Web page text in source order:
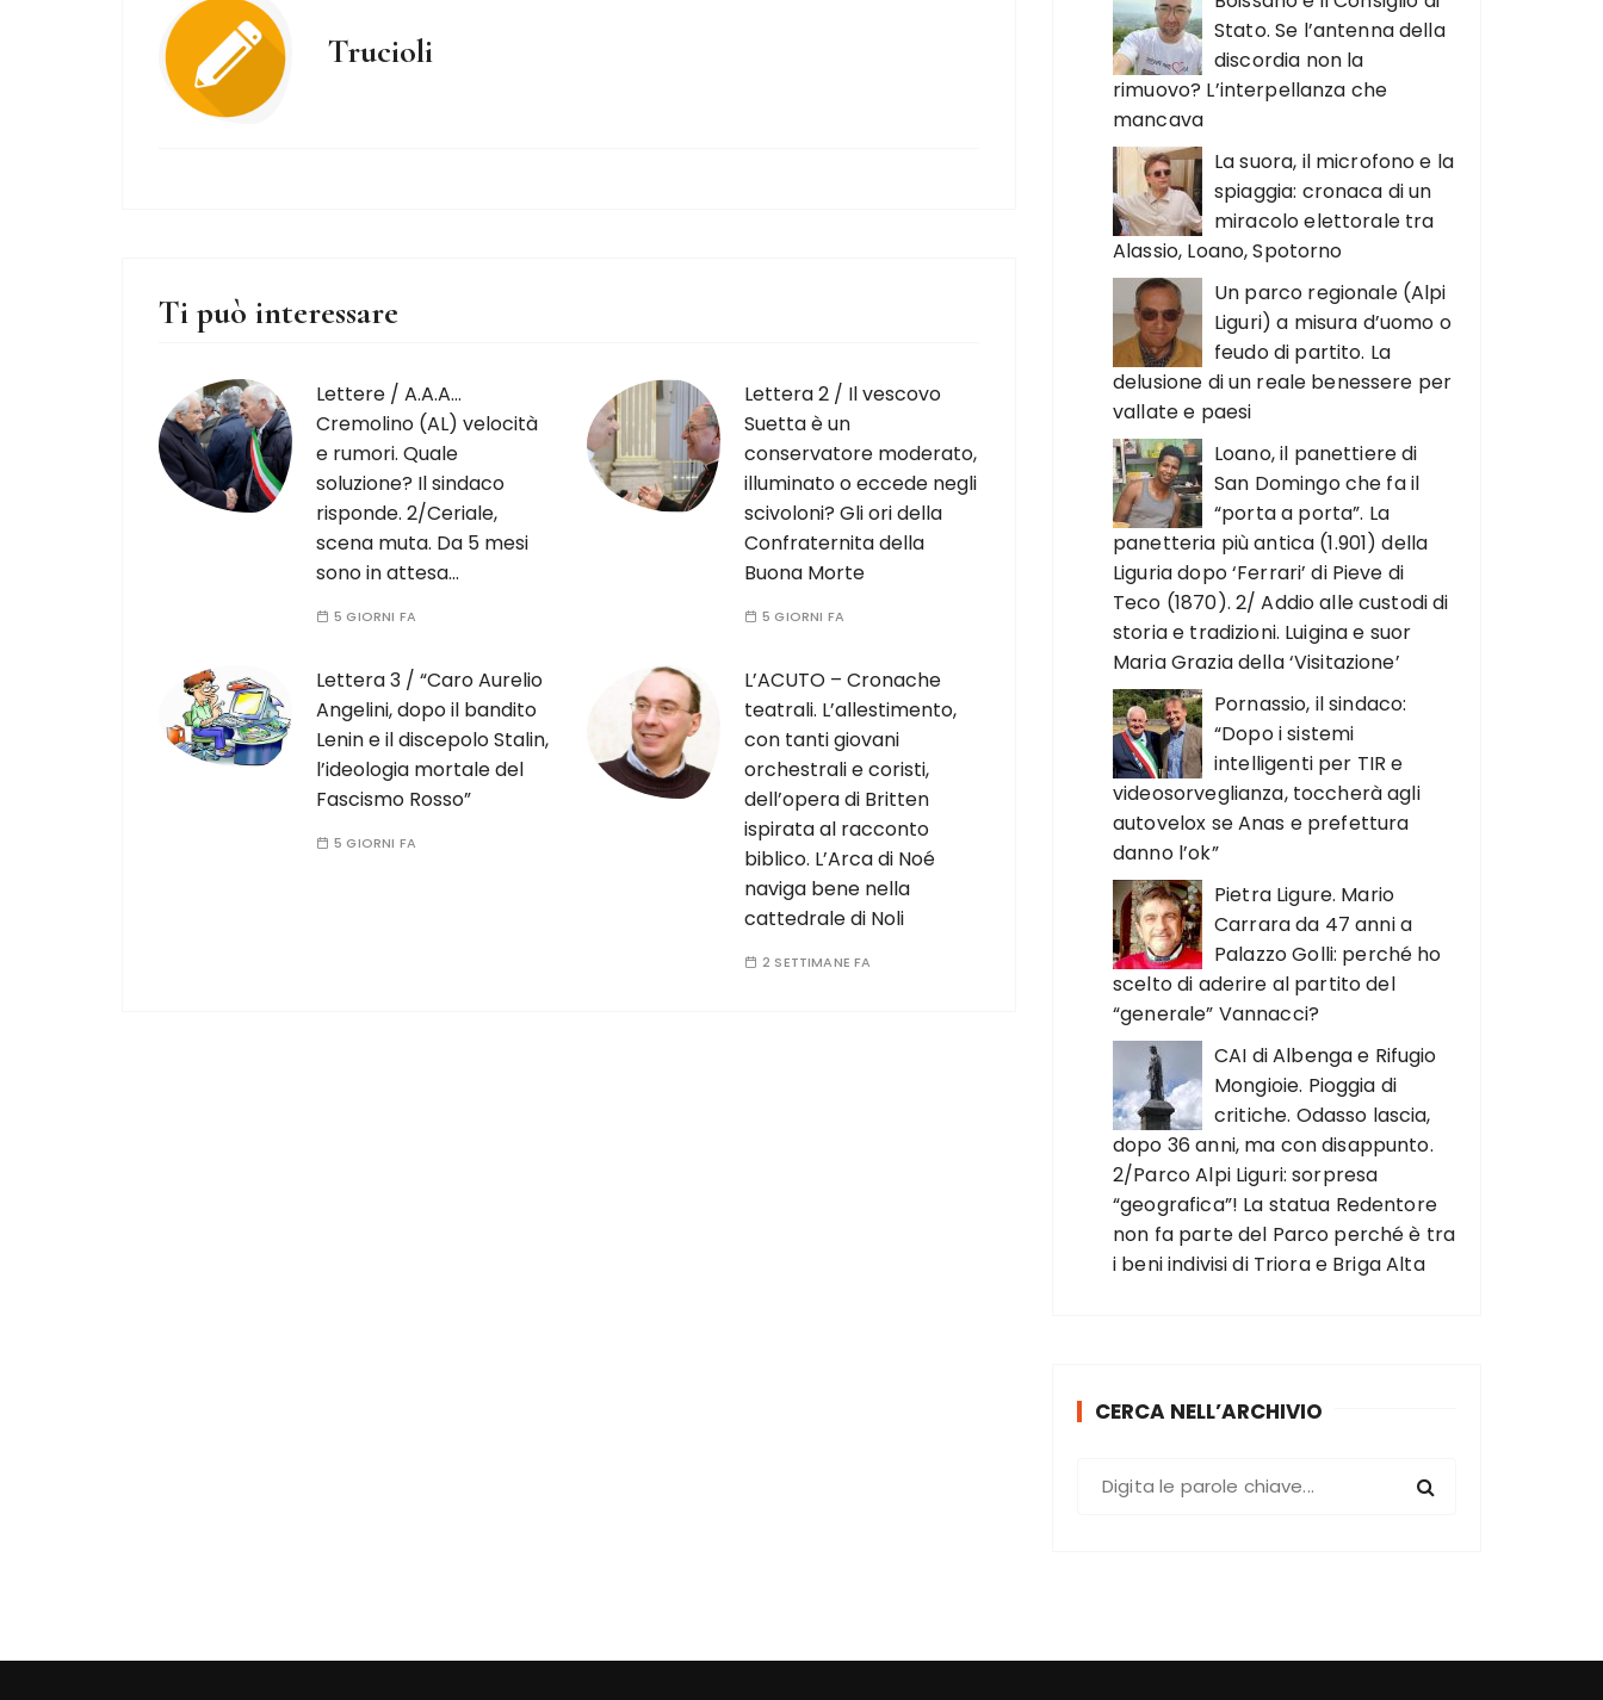
Trucioli
Ti può interessare
Lettere / A.A.A…
Cremolino (AL) velocità
e rumori. Quale
soluzione? Il sindaco
risponde. 2/Ceriale,
scena muta. Da 5 mesi
sono in attesa…
5 GIORNI FA
Lettera 2 / Il vescovo
Suetta è un
conservatore moderato,
illuminato o eccede negli
scivoloni? Gli ori della
Confraternita della
Buona Morte
5 GIORNI FA
Lettera 3 / “Caro Aurelio
Angelini, dopo il bandito
Lenin e il discepolo Stalin,
l’ideologia mortale del
Fascismo Rosso”
5 GIORNI FA
L’ACUTO – Cronache
teatrali. L’allestimento,
con tanti giovani
orchestrali e coristi,
dell’opera di Britten
ispirata al racconto
biblico. L’Arca di Noé
naviga bene nella
cattedrale di Noli
2 SETTIMANE FA
Stato. Se l’antenna della
discordia non la
rimuovo? L’interpellanza che
mancava
La suora, il microfono e la
spiaggia: cronaca di un
miracolo elettorale tra
Alassio, Loano, Spotorno
Un parco regionale (Alpi
Liguri) a misura d’uomo o
feudo di partito. La
delusione di un reale benessere per
vallate e paesi
Loano, il panettiere di
San Domingo che fa il
“porta a porta”. La
panetteria più antica (1.901) della
Liguria dopo ‘Ferrari’ di Pieve di
Teco (1870). 2/ Addio alle custodi di
storia e tradizioni. Luigina e suor
Maria Grazia della ‘Visitazione’
Pornassio, il sindaco:
“Dopo i sistemi
intelligenti per TIR e
videosorveglianza, toccherà agli
autovelox se Anas e prefettura
danno l’ok”
Pietra Ligure. Mario
Carrara da 47 anni a
Palazzo Golli: perché ho
scelto di aderire al partito del
“generale” Vannacci?
CAI di Albenga e Rifugio
Mongioie. Pioggia di
critiche. Odasso lascia,
dopo 36 anni, ma con disappunto.
2/Parco Alpi Liguri: sorpresa
“geografica”! La statua Redentore
non fa parte del Parco perché è tra
i beni indivisi di Triora e Briga Alta
CERCA NELL’ARCHIVIO